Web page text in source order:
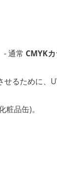
- 通常 CMYK
るために、
品缶)。